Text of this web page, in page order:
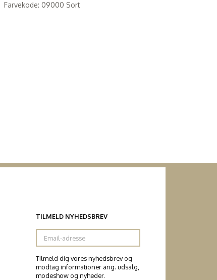
Farvekode: 09000 Sort
TILMELD NYHEDSBREV
Email-
adresse
Tilmeld dig vores nyhedsbrev og
modtag informationer ang. udsalg,
modeshow og nyheder.